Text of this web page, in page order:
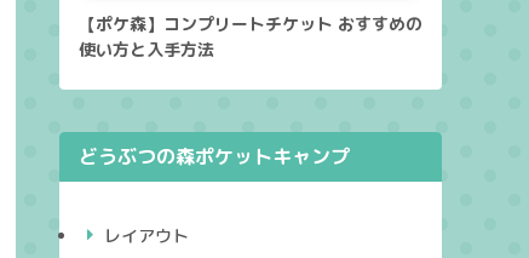
【ポケ森】コンプリートチケット おすすめの
使い方と入手方法
どうぶつの森ポケットキャンプ
レイアウト